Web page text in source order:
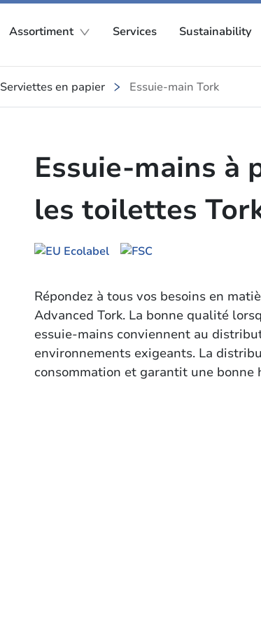
Assortiment Services Sustainability
Serviettes en papier Essuie-main Tork
Essuie-mains à
les toilettes
Répondez à tous vos besoins en
Advanced Tork. La bonne qualité
essuie-mains conviennent au
environnements exigeants. La
consommation et garantit une bonne